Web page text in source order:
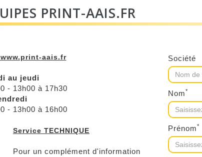
PRINT-AAIS.FR
aais.fr
au jeudi
- 13h00 à 17h30
- 13h00 à 16h00
Service TECHNIQUE
Pour un complément d'information
Société
Nom*
Prénom*